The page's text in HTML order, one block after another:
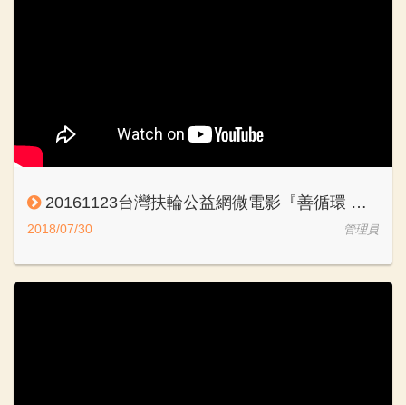
20161123台灣扶輪公益網微電影『善循環 愛無限』(中文旁白)
2018/07/30 管理員